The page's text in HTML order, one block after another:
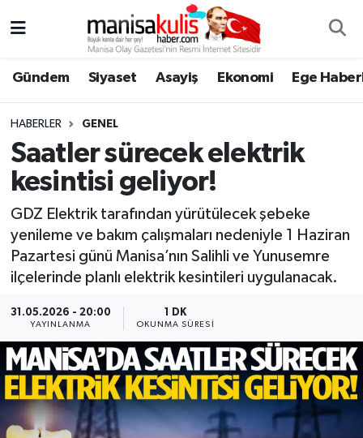
Gündem Siyaset Asayiş Ekonomi Ege
HABERLER GENEL
Saatler sürecek elektrik
kesintisi geliyor!
GDZ Elektrik tarafından yürütülecek şebeke
yenileme ve bakım çalışmaları nedeniyle 1 Haziran
Pazartesi günü Manisa’nın Salihli ve Yunusemre
ilçelerinde planlı elektrik kesintileri uygulanacak.
31.05.2026 - 20:00
YAYINLANMA
1 DK
OKUNMA SÜRESI
Ege Haberleri
Ekonomi
Genel
Gündem
Resmi İlan
Siyaset
Spor
Türkiye
Yaşam
Yunusemre Hava Durumu
Yunusemre Trafik Yoğunluk Haritası
Süper Lig Puan Durumu ve Fikstür
Tüm Manşetler
Son Dakika Haberleri
Haber Arşivi